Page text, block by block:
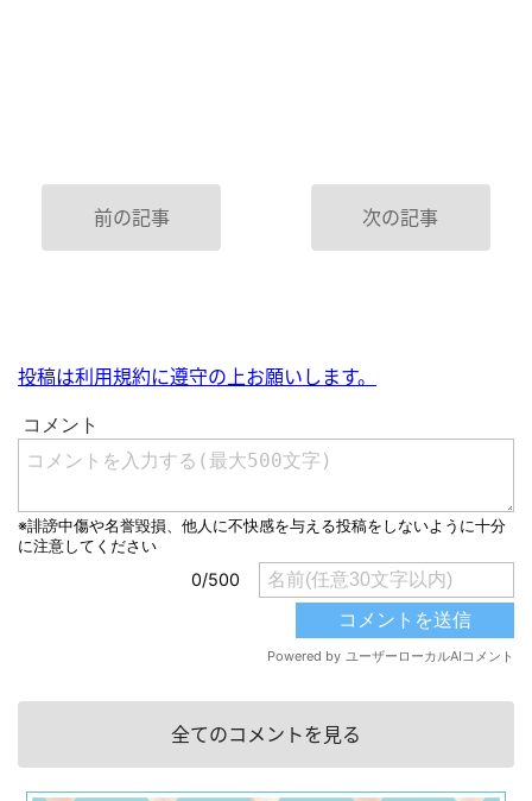
前の記事 次の記事
投稿は利用規約に遵守の上お願いします。
全てのコメントを見る